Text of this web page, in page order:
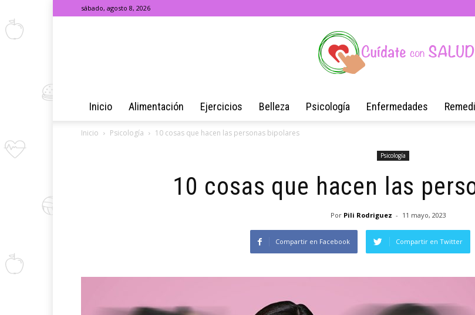
sábado, agosto 8, 2026
de
Inicio Alimentación Ejercicios Belleza Psicología Enfermedades
Inicio Psicología 10 cosas que hacen las personas bipolares
Psicología
10 cosas que hacen las
Por Pili Rodriguez - 11 mayo, 2023
Compartir en Facebook Compartir en Twitter